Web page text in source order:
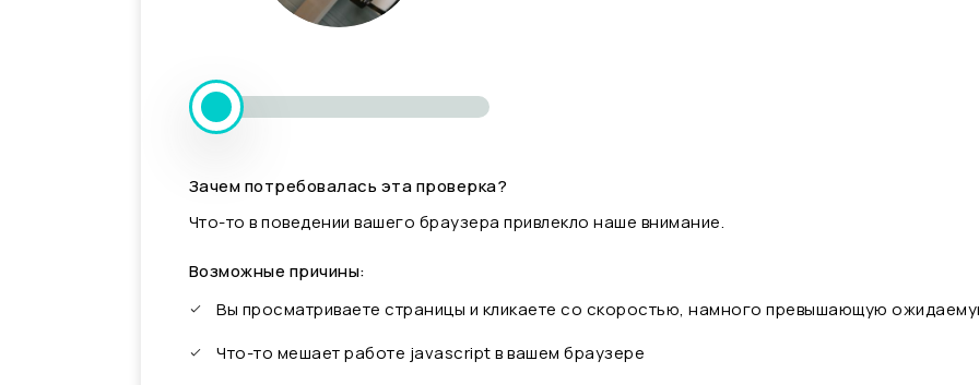
Зачем потребовалась эта проверка?
Что-то в поведении вашего браузера привлекло наше внимание.
Возможные причины:
Вы просматриваете страницы и кликаете со скоростью, намного превышающую
Что-то мешает работе javascript в вашем браузере